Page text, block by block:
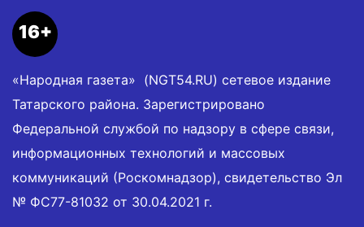
16+
«Народная газета» (NGT54.RU) сетевое издание
Татарского района. Зарегистрировано
Федеральной службой по надзору в сфере связи,
информационных технологий и массовых
коммуникаций (Роскомнадзор), свидетельство Эл
№ ФС77-81032 от 30.04.2021 г.